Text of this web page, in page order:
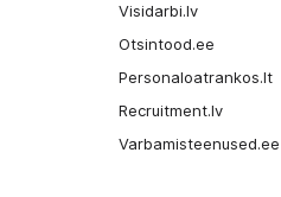
Visidarbi.lv
Otsintood.ee
Personaloatrankos.lt
Recruitment.lv
Varbamisteenused.ee